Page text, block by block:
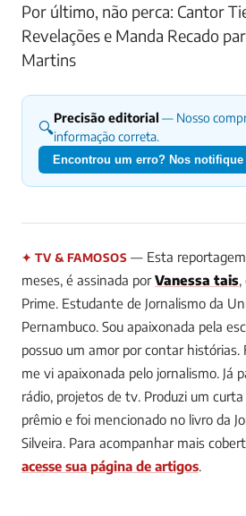
Por último, não perca: Cantor
Revelações e Manda Recado
Martins
🔍Precisão editorial — Nosso
informação correta.
Encontrou um erro? Nos notifique
✦ TV & FAMOSOS — Esta
meses, é assinada porVanessa tais,
Prime. Estudante de Jornalismo da
Pernambuco. Sou apaixonada pela
possuo um amor por contar histórias.
me vi apaixonada pelo jornalismo. Já
rádio, projetos de tv. Produzi um
prêmio e foi mencionado no livro da
Silveira. Para acompanhar mais
acesse sua página de artigos.